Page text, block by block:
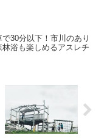
30分以下！市川のあり
浴も楽しめるアスレチ